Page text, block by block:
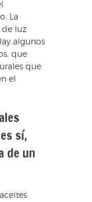
La
de luz
algunos
que
que
el
sí,
de un